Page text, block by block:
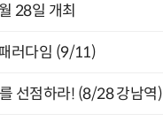
28일 개최
러다임 (9/11)
선점하라! (8/28 강남역)